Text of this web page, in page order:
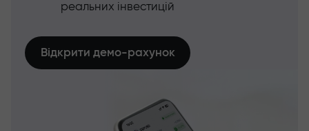
реальних інвестицій
Відкрити демо-рахунок